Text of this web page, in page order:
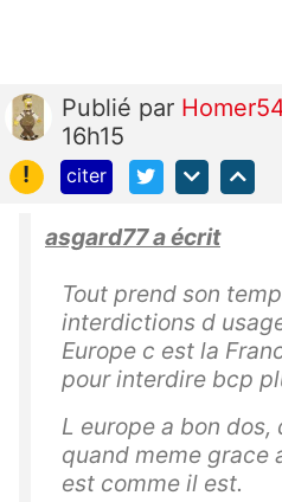
Publié par
16h15
!
citer
asgard77 a écrit
Tout prend son
interdictions d
Europe c est la
pour interdire bcp
L europe a bon
quand meme grace
est comme il est.